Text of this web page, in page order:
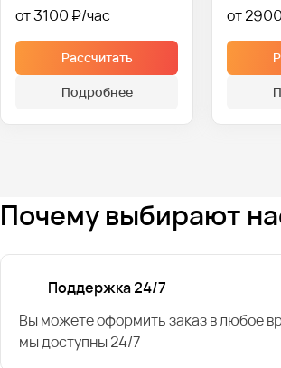
от 3100 ₽
Рассчитать
Подробнее
от
Почему выбирают
Поддержка 24/7
Вы можете оформить заказ в любое
мы доступны 24/7